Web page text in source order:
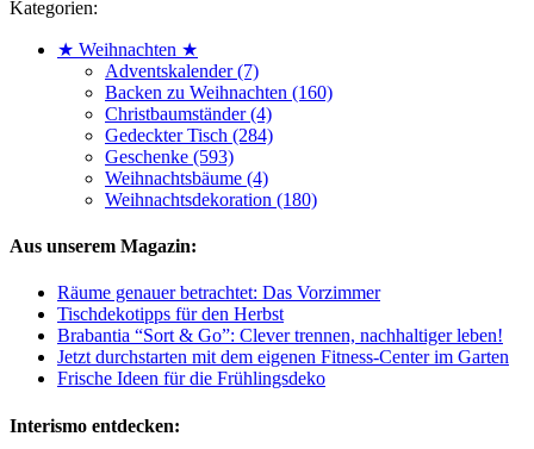
Kategorien:
★ Weihnachten ★
Adventskalender (7)
Backen zu Weihnachten (160)
Christbaumständer (4)
Gedeckter Tisch (284)
Geschenke (593)
Weihnachtsbäume (4)
Weihnachtsdekoration (180)
Aus unserem Magazin:
Räume genauer betrachtet: Das Vorzimmer
Tischdekotipps für den Herbst
Brabantia “Sort & Go”: Clever trennen, nachhaltiger leben!
Jetzt durchstarten mit dem eigenen Fitness-Center im Garten
Frische Ideen für die Frühlingsdeko
Interismo entdecken: